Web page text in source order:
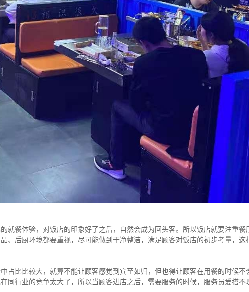
就餐体验，对饭店的印象好了之后，自然会成为回头客。所以饭店就要注重餐
后厨环境都要重视，尽可能做到干净整洁，满足顾客对饭店的初步考量，这
占比比较大，就算不能让顾客感觉到宾至如归，但也得让顾客在用餐的时候不
同行业的竞争太大了，所以当顾客进店之后，需要服务的时候，服务员爱搭不